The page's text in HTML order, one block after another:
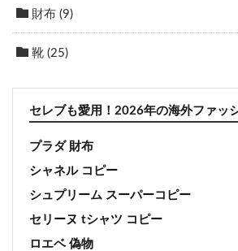
財布 (9)
靴 (25)
セレブも愛用！2026年の海外ファッ
プラダ 財布
シャネル コピー
シュプリーム スーパーコピー
セリーヌ tシャツ コピー
ロエベ 偽物